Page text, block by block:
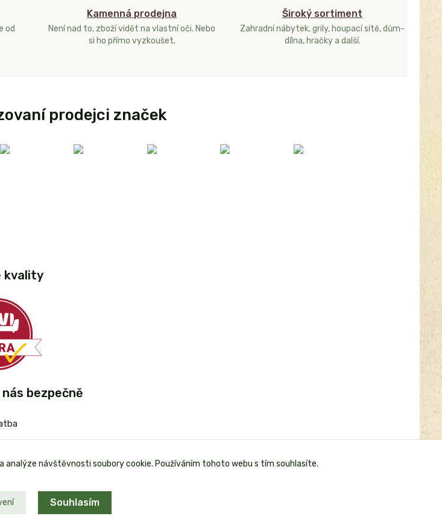
od
Kamenná prodejna
Není nad to, zboží vidět na vlastní oči. Nebo
si ho přímo vyzkoušet.
Široký sortiment
Zahradní nábytek, grily, houpací sítě, dům-
dílna, hračky a další.
prodejci značek
kvality
bezpečně
analýze návštěvnosti soubory cookie. Používáním tohoto webu s tím souhlasíte.
Souhlasím